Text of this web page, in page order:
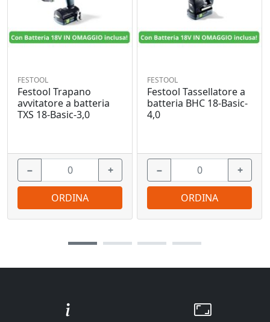
FESTOOL
Festool Trapano
avvitatore a batteria
TXS 18-Basic-3,0
− +
ORDINA
FESTOOL
Festool Tassellatore a
batteria BHC 18-Basic-
4,0
− +
ORDINA